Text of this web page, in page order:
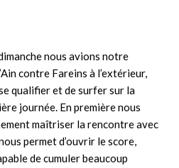
nous avions notre
contre Fareins à l’extérieur,
qualifier et de surfer sur la
journée. En première nous
maîtriser la rencontre avec
permet d’ouvrir le score,
de cumuler beaucoup